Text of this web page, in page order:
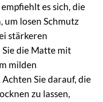
es sich, die
um losen Schmutz
stärkeren
die Matte mit
milden
Sie darauf, die
zu lassen,